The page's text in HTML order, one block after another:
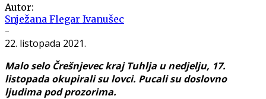
Autor:
Snježana Flegar Ivanušec
-
22. listopada 2021.
Malo selo Črešnjevec kraj Tuhlja u nedjelju, 17.
listopada okupirali su lovci. Pucali su doslovno
ljudima pod prozorima.